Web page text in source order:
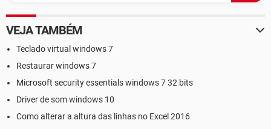
VEJA TAMBÉM
Teclado virtual windows 7
Restaurar windows 7
Microsoft security essentials windows 7 32 bits
Driver de som windows 10
Como alterar a altura das linhas no Excel 2016